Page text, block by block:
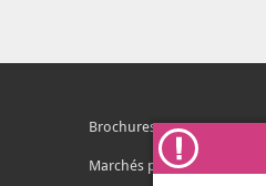
Brochures
Marchés publics